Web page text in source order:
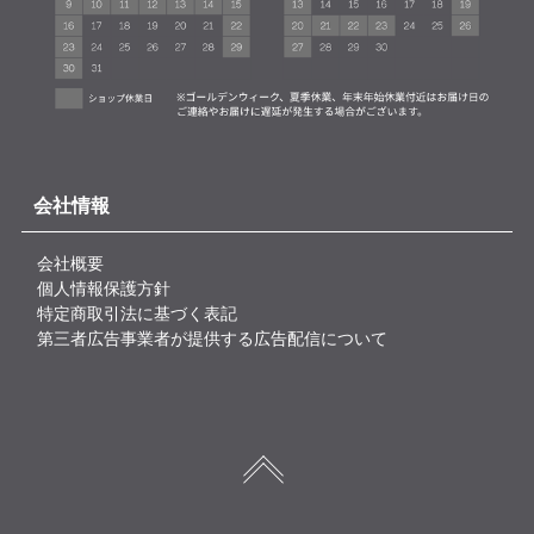
会社情報
会社概要
個人情報保護方針
特定商取引法に基づく表記
第三者広告事業者が提供する広告配信について